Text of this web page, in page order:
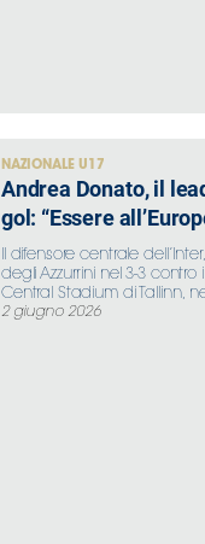
NAZIONALE U17
Andrea Donato, il
gol: “Essere
Il difensore centrale
degli Azzurrini nel 3-3
Central Stadium di Tallinn,
2 giugno 2026